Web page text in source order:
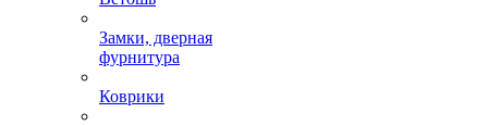
Замки, дверная
фурнитура
Коврики